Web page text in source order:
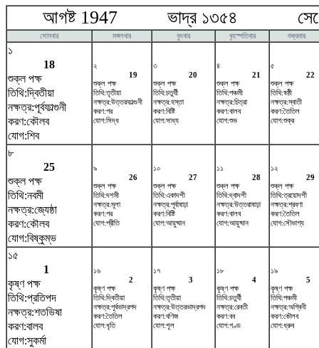
আগষ্ট 1947 ভাদ্র ১৩৫৪
সোমবার মঙ্গলবার বুধবার বৃহস্পতিবার শুক্রবার
১
18
শুক্ল পক্ষ
তিথি:দ্বিতীয়া
নক্ষত্র:পূর্বফাল্গুনী
করণ:কৌলব
যোগ:শিব
২
19
শুক্ল পক্ষ
তিথি:তৃতীয়া
নক্ষত্র:উত্তরফাল্গুনী
করণ:গর
যোগ:সিদ্ধ
৩
20
শুক্ল পক্ষ
তিথি:চতুর্থী
নক্ষত্র:হস্তা
করণ:বিষ্টি
যোগ:সাধ্য
৪
21
শুক্ল পক্ষ
তিথি:পঞ্চমী
নক্ষত্র:চিত্রা
করণ:বালব
যোগ:শুভ
৫
22
শুক্ল পক্ষ
তিথি:ষষ্ঠী
নক্ষত্র:স্বাতী
করণ:তৈতিল
যোগ:শুক্র
৮
25
শুক্ল পক্ষ
তিথি:নবমী
নক্ষত্র:জ্যেষ্ঠা
করণ:কৌলব
যোগ:বিষ্কুম্ভ
৯
26
শুক্ল পক্ষ
তিথি:দশমী
নক্ষত্র:মূলা
করণ:গর
যোগ:প্রীতি
১০
27
শুক্ল পক্ষ
তিথি:একাদশী
নক্ষত্র:পূর্বাষাঢ়া
করণ:বিষ্টি
যোগ:আয়ুষ্মান
১১
28
শুক্ল পক্ষ
তিথি:দ্বাদশী
নক্ষত্র:উত্তরাষাঢ়া
করণ:বালব
যোগ:আয়ুষ্মান
১২
29
শুক্ল পক্ষ
তিথি:ত্রয়োদশী
নক্ষত্র:শ্রবণা
করণ:তৈতিল
যোগ:সৌভাগ্য
১৫
1
কৃষ্ণ পক্ষ
তিথি:প্রতিপদ
নক্ষত্র:শতভিষ‌া
করণ:বালব
যোগ:সুকর্মা
১৬
2
কৃষ্ণ পক্ষ
তিথি:দ্বিতীয়া
নক্ষত্র:পূর্বভাদ্রপদ
করণ:তৈতিল
যোগ:ধৃতি
১৭
3
কৃষ্ণ পক্ষ
তিথি:তৃতীয়া
নক্ষত্র:উত্তরভাদ্রপদ
করণ:বণিজ
যোগ:শূল
১৮
4
কৃষ্ণ পক্ষ
তিথি:চতুর্থী
নক্ষত্র:রেবতী
করণ:বব
যোগ:গণ্ড
১৯
5
কৃষ্ণ পক্ষ
তিথি:পঞ্চমী
নক্ষত্র:অশ্বিনী
করণ:কৌলব
যোগ:ধ্রুব